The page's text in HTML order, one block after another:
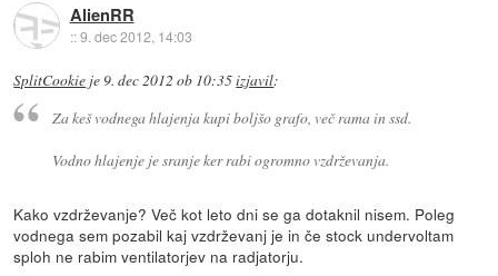
AlienRR
::9. dec 2012, 14:03
SplitCookie je9. dec 2012 ob 10:35izjavil:
Za keš vodnega hlajenja kupi boljšo grafo, več rama in ssd.
Vodno hlajenje je sranje ker rabi ogromno vzdrževanja.
Kako vzdrževanje? Več kot leto dni se ga dotaknil nisem. Poleg
vodnega sem pozabil kaj vzdrževanj je in če stock undervoltam
sploh ne rabim ventilatorjev na radjatorju.